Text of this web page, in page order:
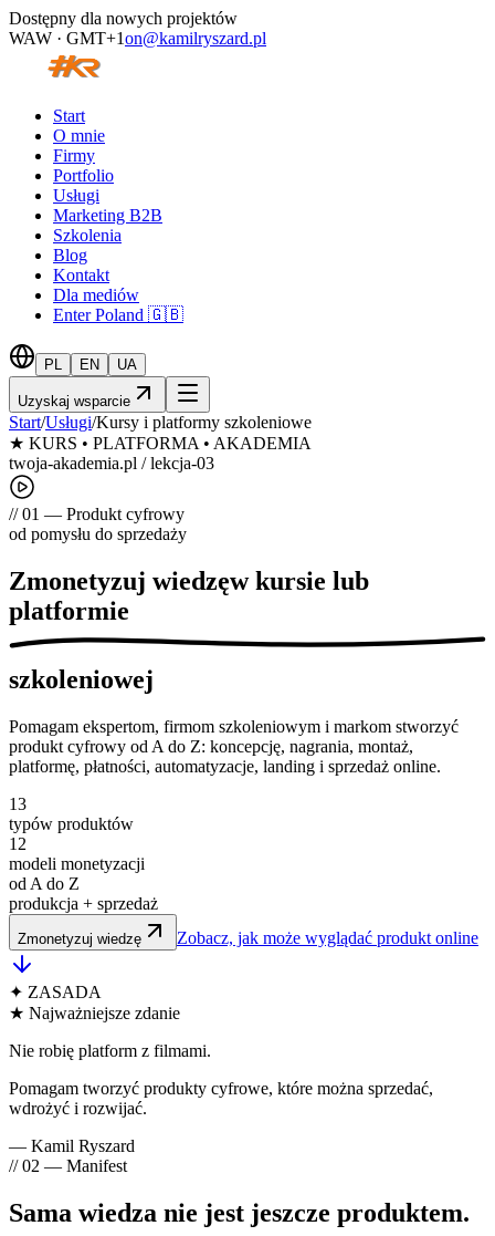
Dostępny dla nowych projektów
WAW · GMT+1on@kamilryszard.pl
Start
O mnie
Firmy
Portfolio
Usługi
Marketing B2B
Szkolenia
Blog
Kontakt
Dla mediów
Enter Poland 🇬🇧
PL EN UA
Uzyskaj wsparcie
Start/Usługi/Kursy i platformy szkoleniowe
★ KURS • PLATFORMA • AKADEMIA
twoja-akademia.pl / lekcja-03
// 01 — Produkt cyfrowy
od pomysłu do sprzedaży
Zmonetyzuj wiedzęw kursie lub
platformie
szkoleniowej
Pomagam ekspertom, firmom szkoleniowym i markom stworzyć
produkt cyfrowy od A do Z: koncepcję, nagrania, montaż,
platformę, płatności, automatyzacje, landing i sprzedaż online.
13
typów produktów
12
modeli monetyzacji
od A do Z
produkcja + sprzedaż
Zmonetyzuj wiedzę Zobacz, jak może wyglądać produkt online
✦ ZASADA
★ Najważniejsze zdanie
Nie robię platform z filmami.
Pomagam tworzyć produkty cyfrowe, które można sprzedać,
wdrożyć i rozwijać.
— Kamil Ryszard
// 02 — Manifest
Sama wiedza nie jest jeszcze produktem.